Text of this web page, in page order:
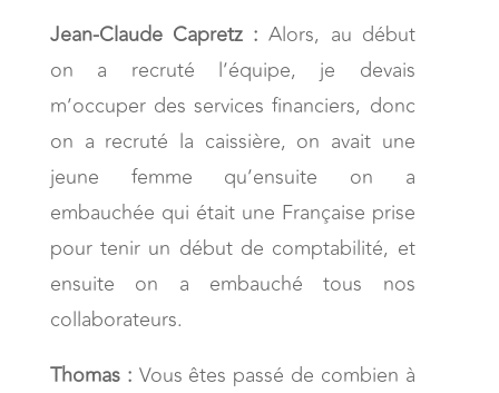
Jean-Claude Capretz :Alors, au début
on a recruté l’équipe, je devais
m’occuper des services financiers, donc
on a recruté la caissière, on avait une
jeune femme qu’ensuite on a
embauchée qui était une Française prise
pour tenir un début de comptabilité, et
ensuite on a embauché tous nos
collaborateurs.
Thomas : Vous êtes passé de combien à